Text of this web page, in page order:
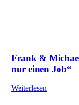
Frank &
nur einen Job“
Weiterlesen